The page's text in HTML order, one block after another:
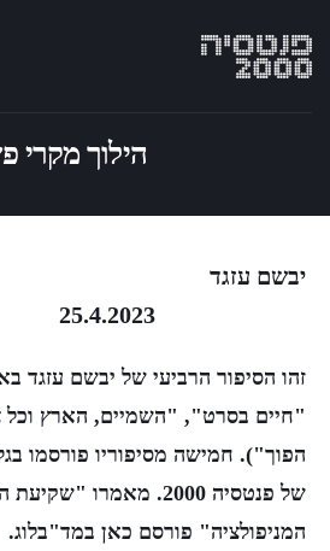
הילוך מקרי
על האתר
גליונות 1-45
מד״בלוג
קישורים
יבשם עזגד
זהו הסיפור הרביעי של יבשם עזגד
"חיים בסרט", "השמיים, הארץ
הפוך"). חמישה מסיפוריו פורסמו
של פנטסיה 2000.
מאמרו "שקיעת
המניפולציה" פורסם כאן במד"בלוג.